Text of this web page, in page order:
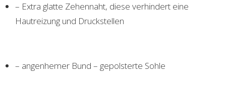
– Extra glatte Zehennaht, diese verhindert eine
Hautreizung und Druckstellen
– angenhemer Bund – gepolsterte Sohle